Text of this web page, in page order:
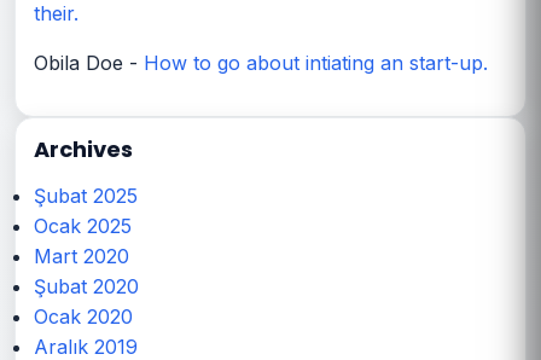
their.
Obila Doe - How to go about intiating an start-up.
Archives
Şubat 2025
Ocak 2025
Mart 2020
Şubat 2020
Ocak 2020
Aralık 2019